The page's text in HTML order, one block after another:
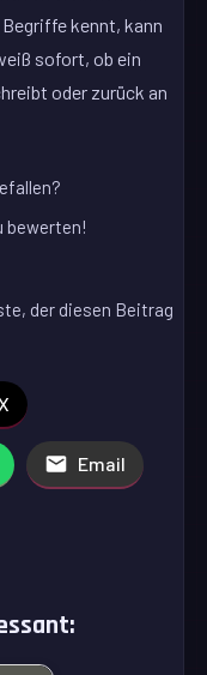
kennt, kann
sofort, ob ein
oder zurück an
bewerten!
der diesen Beitrag
Email